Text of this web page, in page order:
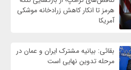
هرمز تا انکار کاهش زرادخانه موشکی
آمریکا
بقائی: بیانیه مشترک ایران و عمان در
مرحله تدوین نهایی است